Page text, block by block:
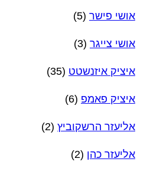
אושי פישר (5)
אושי צייגר (3)
איציק איזנשטט (35)
איציק פאמפ (6)
אליעזר הרשקוביץ (2)
אליעזר כהן (2)